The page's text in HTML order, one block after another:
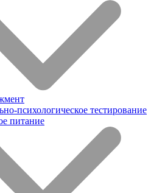
психологическое тестирование
питание